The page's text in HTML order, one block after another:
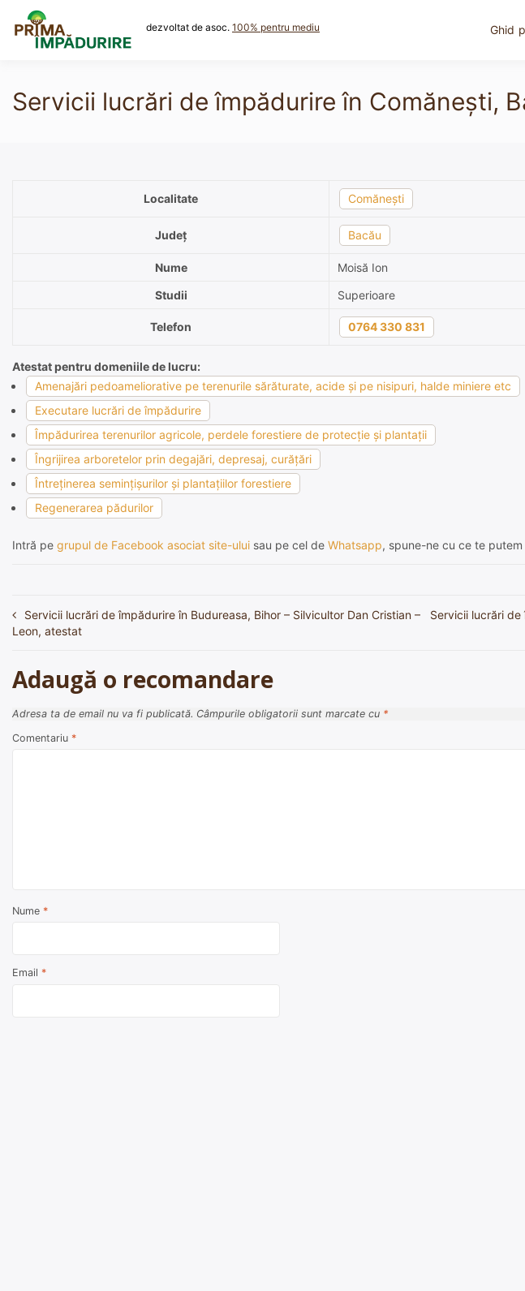
content
dezvoltat de asoc. 100% pentru mediu Ghid
Servicii lucrări de împădurire în Comănești,
Localitate Comănești
Județ Bacău
Nume
Moisă Ion
Studii
Superioare
Telefon 0764 330 831
Atestat pentru domeniile de lucru:
Amenajări pedoameliorative pe terenurile sărăturate, acide şi pe nisipuri, halde miniere etc
Executare lucrări de împădurire
Împădurirea terenurilor agricole, perdele forestiere de protecţie şi plantaţii
Îngrijirea arboretelor prin degajări, depresaj, curăţări
Întreţinerea seminţişurilor şi plantaţiilor forestiere
Regenerarea pădurilor
Intră pe grupul de Facebook asociat site-ului sau pe cel de Whatsapp, spune-ne cu ce te
Navigare
articole
Servicii lucrări de împădurire în Budureasa, Bihor – Silvicultor Dan Cristian –
Leon, atestat
Servicii lucrări de
Adaugă o recomandare
Adresa ta de email nu va fi publicată. Câmpurile obligatorii sunt marcate cu *
Comentariu *
Nume *
Email *